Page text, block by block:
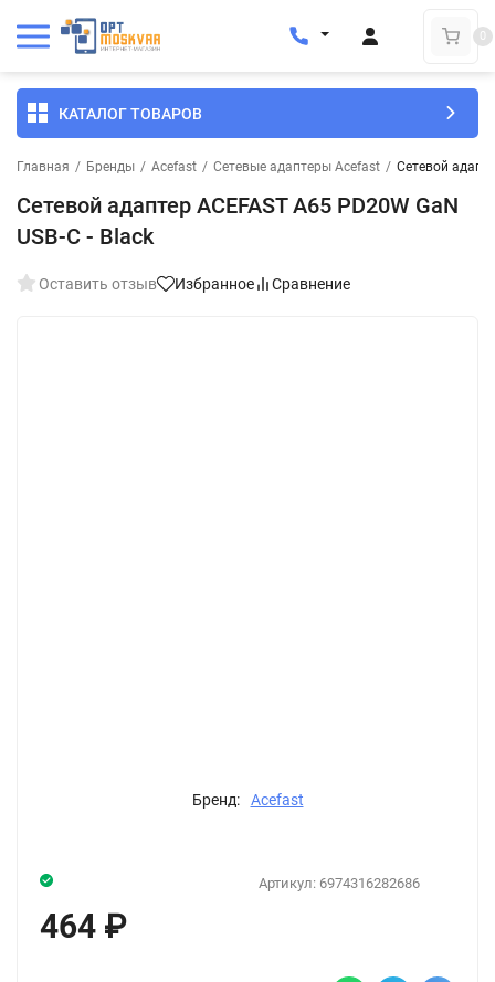
0
КАТАЛОГ ТОВАРОВ
Главная / Бренды / Acefast / Сетевые адаптеры Acefast / Сетевой
Сетевой адаптер ACEFAST A65 PD20W GaN
USB-C - Black
Оставить отзыв Избранное Сравнение
Бренд: Acefast
Артикул: 6974316282686
464 ₽